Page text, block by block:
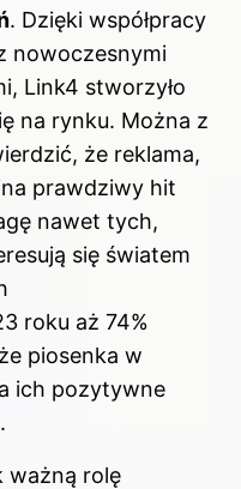
. Dzięki współpracy
nowoczesnymi
Link4 stworzyło
na rynku. Można z
że reklama,
prawdziwy hit
nawet tych,
się światem
roku aż 74%
piosenka w
ich pozytywne
ważną rolę